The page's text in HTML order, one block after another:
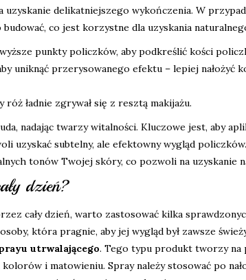
delikatniejszego wykończenia. W
co jest korzystne dla uzyskania
punkty policzków, aby podkreślić kości
uniknąć przerysowanego efektu – lepiej nałożyć
ładnie zgrywał się z resztą makijażu.
nadając twarzy witalności. Kluczowe jest, aby
uzyskać subtelny, ale efektowny wygląd
tonów Twojej skóry, co pozwoli na uzyskanie
dzień?
cały dzień, warto zastosować kilka
która pragnie, aby jej wygląd był zawsze
utrwalającego. Tego typu produkt tworzy
i matowieniu. Spray należy stosować po